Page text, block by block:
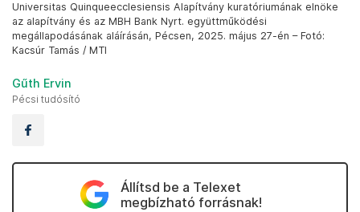
Universitas Quinqueecclesiensis Alapítvány kuratóriumának elnöke
az alapítvány és az MBH Bank Nyrt. együttműködési
megállapodásának aláírásán, Pécsen, 2025. május 27-én – Fotó:
Kacsúr Tamás / MTI
Gűth Ervin
Pécsi tudósító
Állítsd be a Telexet
megbízható forrásnak!